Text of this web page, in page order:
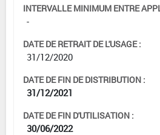
INTERVALLE MINIMUM ENTRE
-
DATE DE RETRAIT DE L'USAGE :
31/12/2020
DATE DE FIN DE DISTRIBUTION :
31/12/2021
DATE DE FIN D'UTILISATION :
30/06/2022